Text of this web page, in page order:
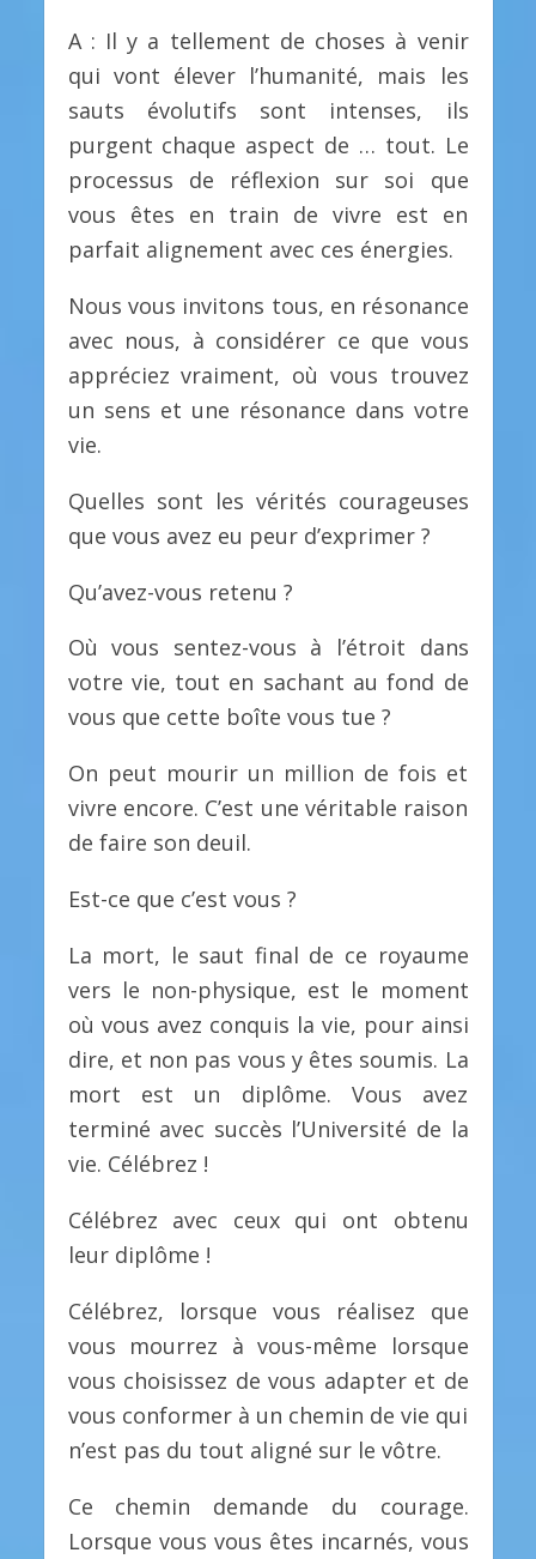
A : Il y a tellement de choses à venir
qui vont élever l’humanité, mais les
sauts évolutifs sont intenses, ils
purgent chaque aspect de … tout. Le
processus de réflexion sur soi que
vous êtes en train de vivre est en
parfait alignement avec ces énergies.
Nous vous invitons tous, en résonance
avec nous, à considérer ce que vous
appréciez vraiment, où vous trouvez
un sens et une résonance dans votre
vie.
Quelles sont les vérités courageuses
que vous avez eu peur d’exprimer ?
Qu’avez-vous retenu ?
Où vous sentez-vous à l’étroit dans
votre vie, tout en sachant au fond de
vous que cette boîte vous tue ?
On peut mourir un million de fois et
vivre encore. C’est une véritable raison
de faire son deuil.
Est-ce que c’est vous ?
La mort, le saut final de ce royaume
vers le non-physique, est le moment
où vous avez conquis la vie, pour ainsi
dire, et non pas vous y êtes soumis. La
mort est un diplôme. Vous avez
terminé avec succès l’Université de la
vie. Célébrez !
Célébrez avec ceux qui ont obtenu
leur diplôme !
Célébrez, lorsque vous réalisez que
vous mourrez à vous-même lorsque
vous choisissez de vous adapter et de
vous conformer à un chemin de vie qui
n’est pas du tout aligné sur le vôtre.
Ce chemin demande du courage.
Lorsque vous vous êtes incarnés, vous